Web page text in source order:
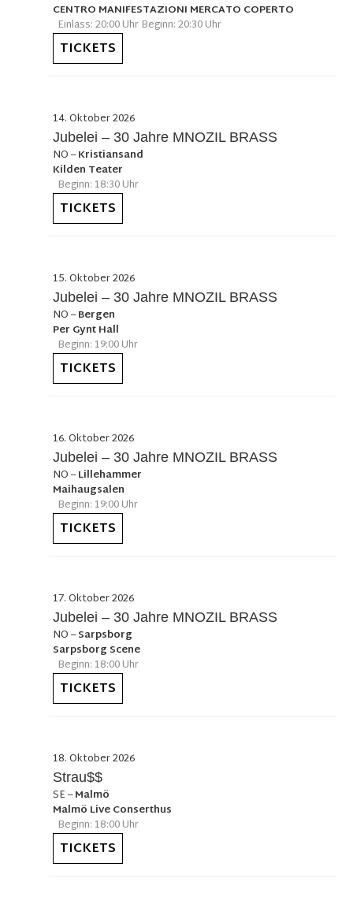
CENTRO MANIFESTAZIONI MERCATO COPERTO
Einlass: 20:00 Uhr Beginn: 20:30 Uhr
TICKETS
14. Oktober 2026
Jubelei – 30 Jahre MNOZIL BRASS
NO–Kristiansand
Kilden Teater
Beginn: 18:30 Uhr
TICKETS
15. Oktober 2026
Jubelei – 30 Jahre MNOZIL BRASS
NO–Bergen
Per Gynt Hall
Beginn: 19:00 Uhr
TICKETS
16. Oktober 2026
Jubelei – 30 Jahre MNOZIL BRASS
NO–Lillehammer
Maihaugsalen
Beginn: 19:00 Uhr
TICKETS
17. Oktober 2026
Jubelei – 30 Jahre MNOZIL BRASS
NO–Sarpsborg
Sarpsborg Scene
Beginn: 18:00 Uhr
TICKETS
18. Oktober 2026
Strau$$
SE–Malmö
Malmö Live Conserthus
Beginn: 18:00 Uhr
TICKETS